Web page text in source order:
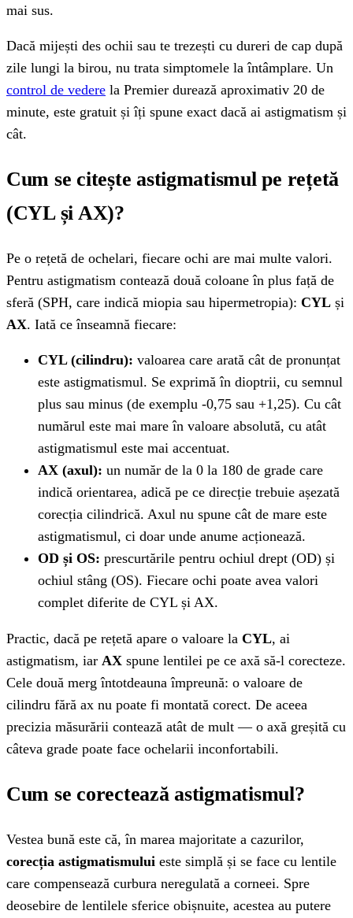
mai sus.
Dacă mijești des ochii sau te trezești cu dureri de cap după
zile lungi la birou, nu trata simptomele la întâmplare. Un
control de vedere la Premier durează aproximativ 20 de
minute, este gratuit și îți spune exact dacă ai astigmatism și
cât.
Cum se citește astigmatismul pe rețetă
(CYL și AX)?
Pe o rețetă de ochelari, fiecare ochi are mai multe valori.
Pentru astigmatism contează două coloane în plus față de
sferă (SPH, care indică miopia sau hipermetropia): CYL și
AX. Iată ce înseamnă fiecare:
CYL (cilindru): valoarea care arată cât de pronunțat
este astigmatismul. Se exprimă în dioptrii, cu semnul
plus sau minus (de exemplu -0,75 sau +1,25). Cu cât
numărul este mai mare în valoare absolută, cu atât
astigmatismul este mai accentuat.
AX (axul): un număr de la 0 la 180 de grade care
indică orientarea, adică pe ce direcție trebuie așezată
corecția cilindrică. Axul nu spune cât de mare este
astigmatismul, ci doar unde anume acționează.
OD și OS: prescurtările pentru ochiul drept (OD) și
ochiul stâng (OS). Fiecare ochi poate avea valori
complet diferite de CYL și AX.
Practic, dacă pe rețetă apare o valoare la CYL, ai
astigmatism, iar AX spune lentilei pe ce axă să-l corecteze.
Cele două merg întotdeauna împreună: o valoare de
cilindru fără ax nu poate fi montată corect. De aceea
precizia măsurării contează atât de mult — o axă greșită cu
câteva grade poate face ochelarii inconfortabili.
Cum se corectează astigmatismul?
Vestea bună este că, în marea majoritate a cazurilor,
corecția astigmatismului este simplă și se face cu lentile
care compensează curbura neregulată a corneei. Spre
deosebire de lentilele sferice obișnuite, acestea au putere